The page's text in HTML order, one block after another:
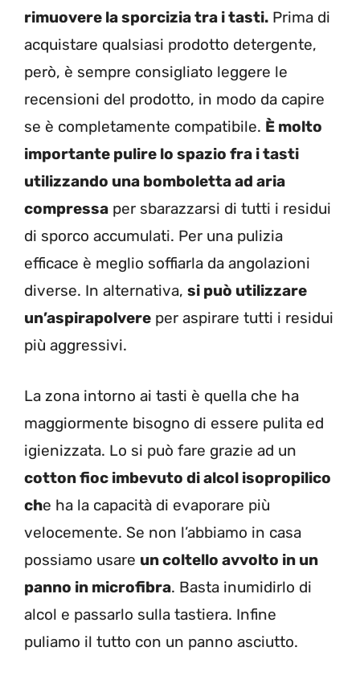
rimuovere la sporcizia tra i tasti. Prima di
acquistare qualsiasi prodotto detergente,
però, è sempre consigliato leggere le
recensioni del prodotto, in modo da capire
se è completamente compatibile. È molto
importante pulire lo spazio fra i tasti
utilizzando una bomboletta ad aria
compressa per sbarazzarsi di tutti i residui
di sporco accumulati. Per una pulizia
efficace è meglio soffiarla da angolazioni
diverse. In alternativa, si può utilizzare
un’aspirapolvere per aspirare tutti i residui
più aggressivi.
La zona intorno ai tasti è quella che ha
maggiormente bisogno di essere pulita ed
igienizzata. Lo si può fare grazie ad un
cotton fioc imbevuto di alcol isopropilico
che ha la capacità di evaporare più
velocemente. Se non l’abbiamo in casa
possiamo usare un coltello avvolto in un
panno in microfibra. Basta inumidirlo di
alcol e passarlo sulla tastiera. Infine
puliamo il tutto con un panno asciutto.